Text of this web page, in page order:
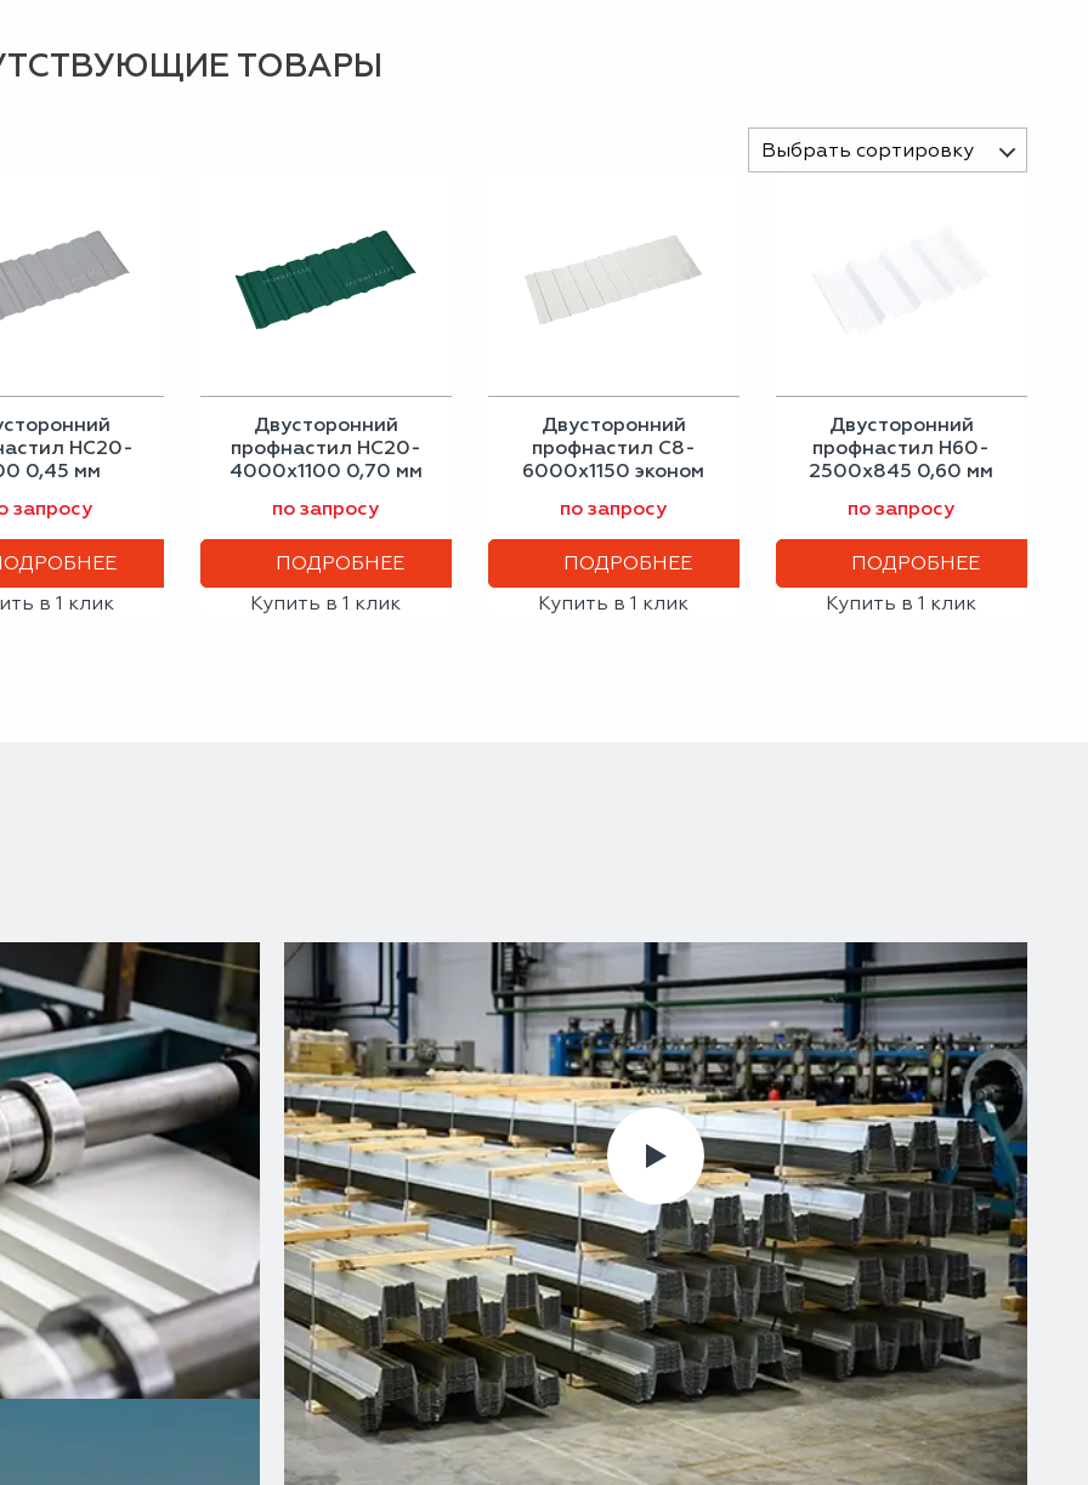
ТОВАРЫ
Выбрать сортировку
НС20-
0,45 мм
запросу
в 1 клик
Двусторонний
профнастил НС20-
4000х1100 0,70 мм
по запросу
ПОДРОБНЕЕ
Купить в 1 клик
Двусторонний
профнастил С8-
6000х1150 эконом
по запросу
ПОДРОБНЕЕ
Купить в 1 клик
Двусторонний
профнастил Н60-
2500х845 0,60 мм
по запросу
ПОДРОБНЕЕ
Купить в 1 клик